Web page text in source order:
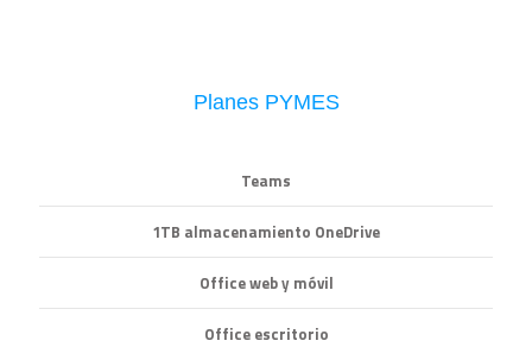
Planes PYMES
Teams
1TB almacenamiento OneDrive
Office web y móvil
Office escritorio